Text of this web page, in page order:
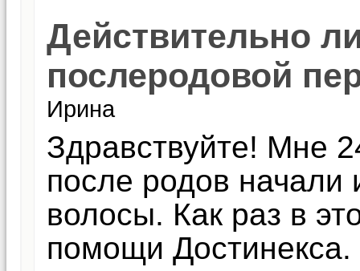
Действительно
послеродовой
Ирина
Здравствуйте! Мне
после родов начали
волосы. Как раз в
помощи Достинекса.